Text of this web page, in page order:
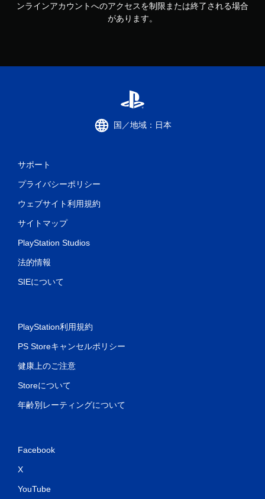
ンラインアカウントへのアクセスを制限または終了される場合
があります。
国／地域：日本
サポート
プライバシーポリシー
ウェブサイト利用規約
サイトマップ
PlayStation Studios
法的情報
SIEについて
PlayStation利用規約
PS Storeキャンセルポリシー
健康上のご注意
Storeについて
年齢別レーティングについて
Facebook
X
YouTube